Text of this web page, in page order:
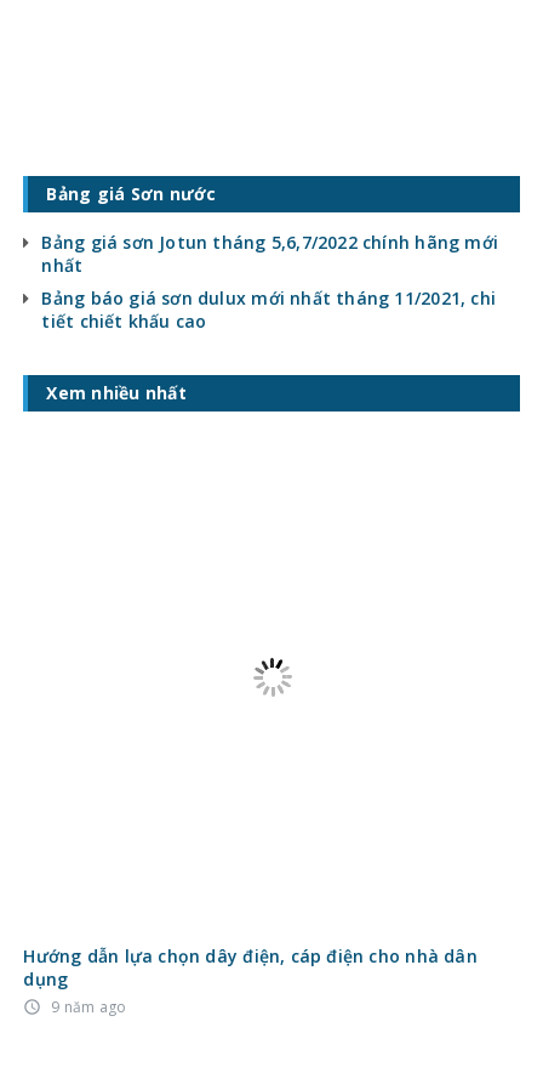
Bảng giá Sơn nước
Bảng giá sơn Jotun tháng 5,6,7/2022 chính hãng mới
nhất